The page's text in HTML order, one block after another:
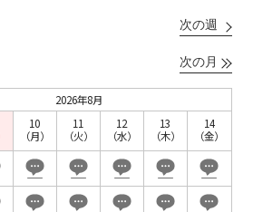
次の週
次の月
2026年8月
10
（月）
11
（火）
12
（水）
13
（木）
14
（金）
リー
公園エリア
タワー
汐留コンファレンスセンター
ーデン
ター
ンファレンスセンター
港
時間から選ぶ